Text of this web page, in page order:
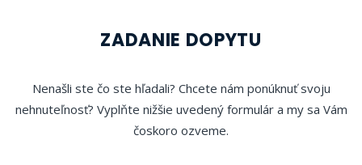
ZADANIE DOPYTU
Nenašli ste čo ste hľadali? Chcete nám ponúknuť svoju
nehnuteľnosť? Vyplňte nižšie uvedený formulár a my sa Vám
čoskoro ozveme.